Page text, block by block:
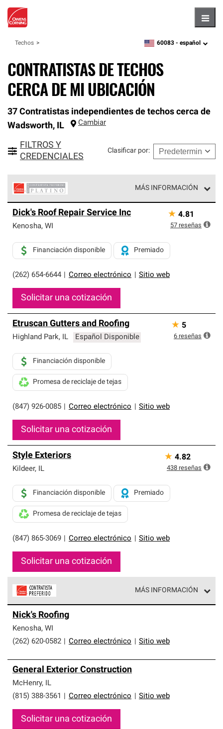
Techos zipcode,language
60083 - español
CONTRATISTAS DE TECHOS
CERCA DE MI UBICACIÓN
37 Contratistas independientes de techos cerca de
Wadsworth, IL Cambiar
FILTROS Y
CREDENCIALES
Clasificar por:
MÁS INFORMACIÓN
Corning constituyen el nivel superior de nuestra red
exclusiva y cumplen con estándares estrictos de
Solo ellos pueden ofrecer nuestra mejor garantía de
sistemas de techos.
Dick's Roof Repair Service Inc
Kenosha, WI
(262) 654-6644 Correo electrónico Sitio web
Financiación disponible Premiado
Solicitar una cotización
★ 4.81
57 reseñas
Etruscan Gutters and Roofing
Highland Park, IL Español Disponible
(847) 926-0085 Correo electrónico Sitio web
Financiación disponible
Promesa de reciclaje de tejas
Solicitar una cotización
★ 5
6 reseñas
Style Exteriors
Kildeer, IL
(847) 865-3069 Correo electrónico Sitio web
Financiación disponible Premiado
Promesa de reciclaje de tejas
Solicitar una cotización
★ 4.82
438 reseñas
MÁS INFORMACIÓN
parte de una red exclusiva de profesionales de techos
que cumplen con altos estándares y requisitos estrictos
de profesionalismo y confiabilidad.
Nick's Roofing
Kenosha, WI
(262) 620-0582
Correo electrónico Sitio web
General Exterior Construction
McHenry, IL
(815) 388-3561
Correo electrónico Sitio web
Solicitar una cotización